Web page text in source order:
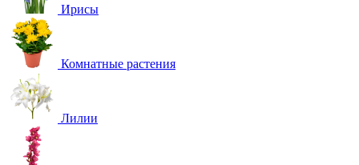
Ирисы
Комнатные растения
Лилии